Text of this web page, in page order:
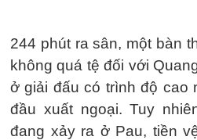
244 phút ra sân, một bàn
không quá tệ đối với
ở giải đấu có trình độ cao
đầu xuất ngoại. Tuy
đang xảy ra ở Pau, tiền